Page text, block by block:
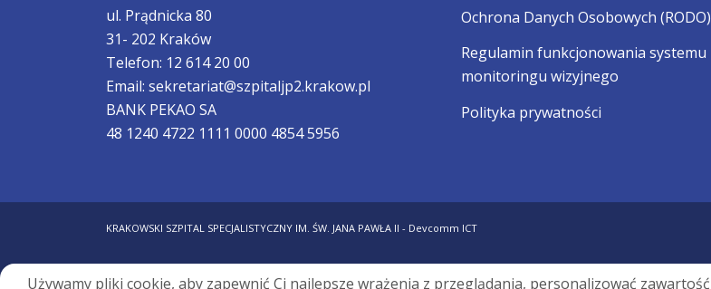
ul. Prądnicka 80
31- 202 Kraków
Telefon: 12 614 20 00
Email:sekretariat@szpitaljp2.krakow.pl
BANK PEKAO SA
48 1240 4722 1111 0000 4854 5956
Ochrona Danych Osobowych (RODO)
Regulamin funkcjonowania systemu
monitoringu wizyjnego
Polityka prywatności
KRAKOWSKI SZPITAL SPECJALISTYCZNY IM. ŚW. JANA PAWŁA II - Devcomm ICT
Używamy pliki cookie, aby zapewnić Ci najlepsze wrażenia z przeglądania, personalizować zawartość